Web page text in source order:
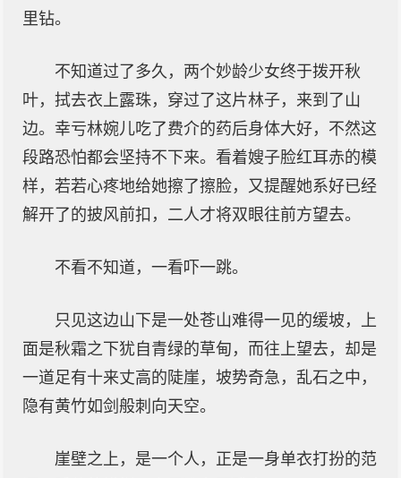
里钻。
不知道过了多久，两个妙龄少女终于拨开秋
叶，拭去衣上露珠，穿过了这片林子，来到了山
边。幸亏林婉儿吃了费介的药后身体大好，不然这
段路恐怕都会坚持不下来。看着嫂子脸红耳赤的模
样，若若心疼地给她擦了擦脸，又提醒她系好已经
解开了的披风前扣，二人才将双眼往前方望去。
不看不知道，一看吓一跳。
只见这边山下是一处苍山难得一见的缓坡，上
面是秋霜之下犹自青绿的草甸，而往上望去，却是
一道足有十来丈高的陡崖，坡势奇急，乱石之中，
隐有黄竹如剑般刺向天空。
崖壁之上，是一个人，正是一身单衣打扮的范